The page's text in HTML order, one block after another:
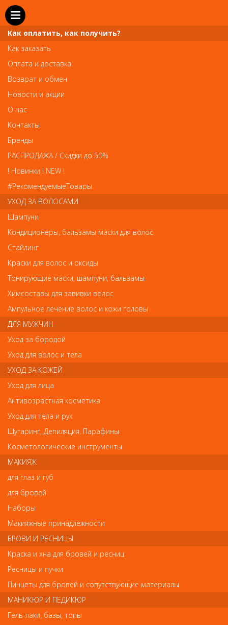
SEO
Распылитель-спрей DEWAL пластиковый, белый 160мл
Распылитель-спрей DEWAL пластиковый,
белый 160мл
Арт.JC001white
495руб.-
В закладки
Новая система спрея распыляет воду в любом положении
бутылки - вертикально, горизонтально и даже "вниз головой", в
Удобная форма, легкий вес.
Мелкодисперсное распыление воды продолжается еще
несколько секунд после того, как вы отпустили клапан,
благодаря чему волосы можно намочить за считанные
мгновения.
- цвет: белый,
- объем: 160 мл,
Рекомендуем наполнять распылитель только водой.
Отзывы
Ваш отзыв станет первым
Напишите свой отзыв
Комментарий
Как оплатить, как получить?
Как заказать
Оплата и доставка
Возврат и обмен
Новости и акции
О нас
Контакты
Бренды
РАСПРОДАЖА / Скидки до 50%
! Новинки ! NEW !
#РекомендуемыеТовары
УХОД ЗА ВОЛОСАМИ
Шампуни
Кондиционеры, бальзамы маски для волос
Стайлинг
Краски для волос и оксиды
Тонирующие маски, шампуни, бальзамы
Химсоставы для завивки волос
Ампульное лечение волос и кожи головы
ДЛЯ МУЖЧИН
Уход за бородой
Уход для волос и тела
УХОД ЗА КОЖЕЙ
Уход для лица
Антивозрастная косметика
Уход для тела и рук
Шугаринг, Депиляция, Парафины
Косметологические инструменты
МАКИЯЖ
для глаз и губ
для бровей
Наборы
Макияжные принадлежности
БРОВИ И РЕСНИЦЫ
Краска и хна для бровей и ресниц
Ресницы и пучки
Пинцеты для бровей и сопутствующие материалы
МАНИКЮР И ПЕДИКЮР
Гель-лаки, базы, топы